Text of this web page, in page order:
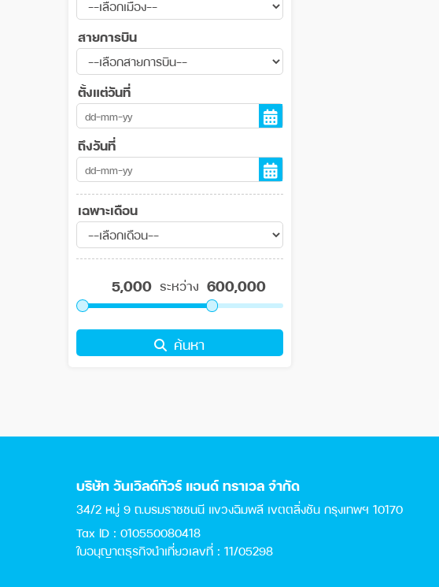
สายการบิน
ตั้งแต่วันที่
ถึงวันที่
เฉพาะเดือน
ระหว่าง
ค้นหา
บริษัท วันเวิลด์ทัวร์ แอนด์ ทราเวล จำกัด
34/2 หมู่ 9 ถ.บรมราชชนนี แขวงฉิมพลี เขตตลิ่งชัน กรุงเทพฯ 10170
Tax ID : 010550080418
ใบอนุญาตธุรกิจนำเที่ยวเลขที่ : 11/05298